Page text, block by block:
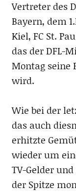
Vertreter des
Bayern, dem
Kiel, FC St.
das der DFL-
Montag seine
wird.
Wie bei der
das auch
erhitzte
wieder um
TV-Gelder
der Spitze